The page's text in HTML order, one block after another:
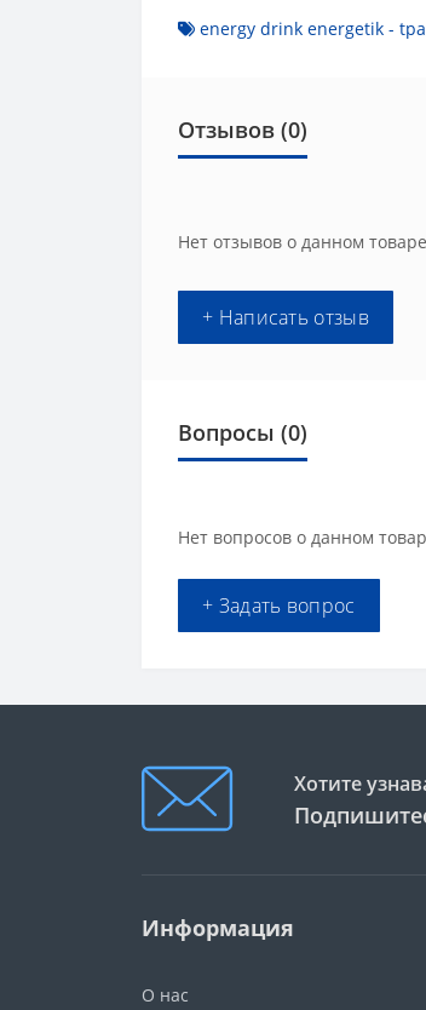
energy drink energetik - tpa
Отзывов (0)
Нет отзывов о данном
+ Написать отзыв
Вопросы (0)
Нет вопросов о данном
+ Задать вопрос
Хотите
Информация
О нас